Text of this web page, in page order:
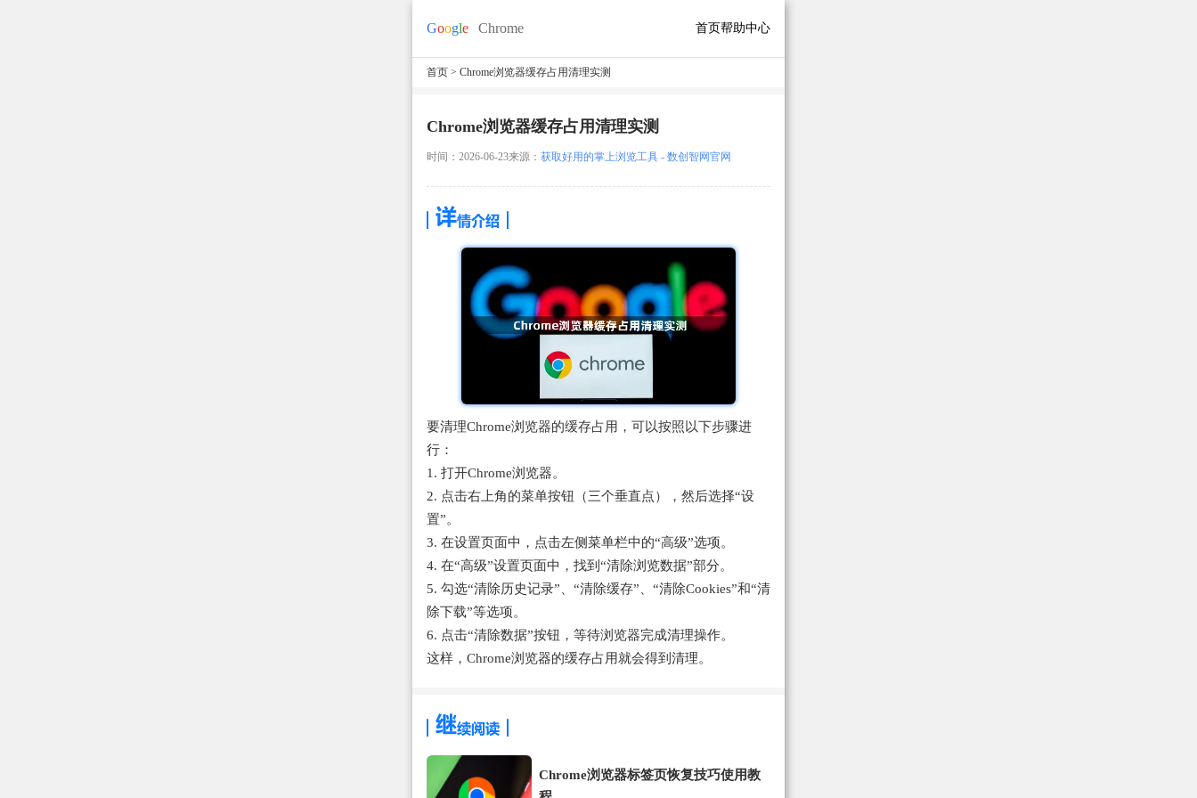
首页帮助中心
首页 > Chrome浏览器缓存占用清理实测
Chrome浏览器缓存占用清理实测
时间：2026-06-23来源： 获取好用的掌上浏览工具 - 数创智网官网
要清理Chrome浏览器的缓存占用，可以按照以下步骤进
行：
1. 打开Chrome浏览器。
2. 点击右上角的菜单按钮（三个垂直点），然后选择“设
置”。
3. 在设置页面中，点击左侧菜单栏中的“高级”选项。
4. 在“高级”设置页面中，找到“清除浏览数据”部分。
5. 勾选“清除历史记录”、“清除缓存”、“清除Cookies”和“清
除下载”等选项。
6. 点击“清除数据”按钮，等待浏览器完成清理操作。
这样，Chrome浏览器的缓存占用就会得到清理。
Chrome浏览器标签页恢复技巧使用教